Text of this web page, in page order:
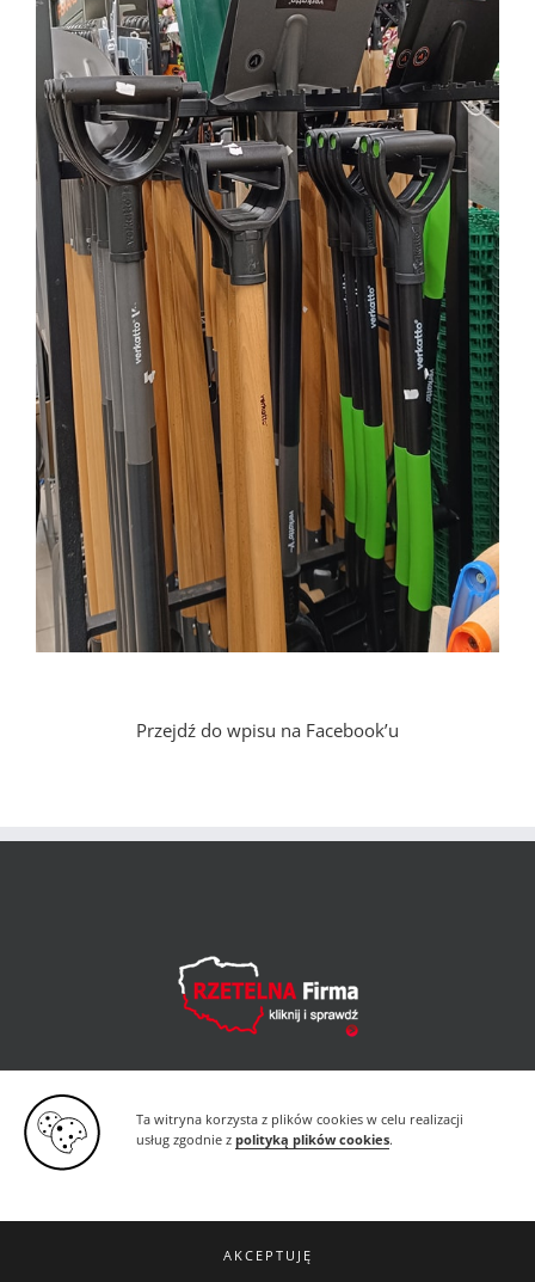
Ta witryna korzysta z plików cookies w celu realizacji
usług zgodnie z polityką plików cookies.
AKCEPTUJĘ
Przejdź do wpisu na Facebook’u
|RODO |